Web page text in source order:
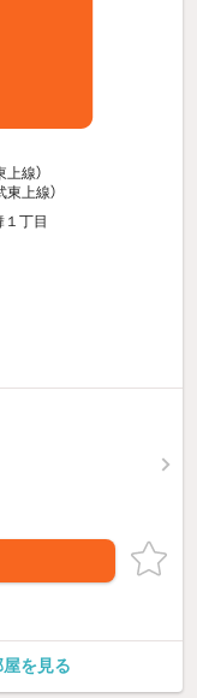
上線）
東上線）
丁目
を見る